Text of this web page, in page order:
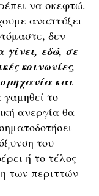
να σκεφτώ.
αναπτύξει
δεν
γίνει, εδώ, σε
κοινωνίες,
και
το
ανεργία θα
του
ή το τέλος
των περιττών